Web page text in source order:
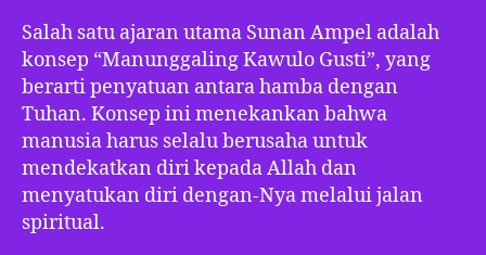
Salah satu ajaran utama Sunan Ampel adalah
konsep “Manunggaling Kawulo Gusti”, yang
berarti penyatuan antara hamba dengan
Tuhan. Konsep ini menekankan bahwa
manusia harus selalu berusaha untuk
mendekatkan diri kepada Allah dan
menyatukan diri dengan-Nya melalui jalan
spiritual.